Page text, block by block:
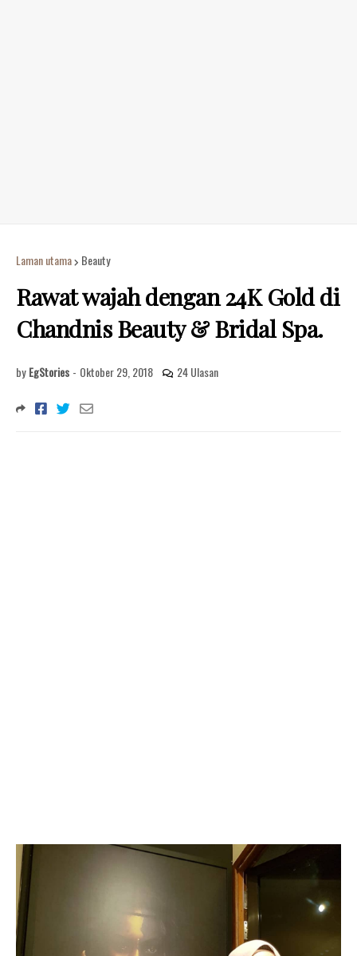
Laman utama Beauty
Rawat wajah dengan 24K Gold di
Chandnis Beauty & Bridal Spa.
by EgStories - Oktober 29, 2018 24 Ulasan